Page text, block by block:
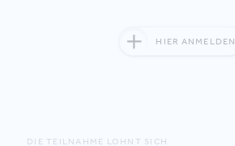
HIER ANMELDEN
DIE TEILNAHME LOHNT SICH